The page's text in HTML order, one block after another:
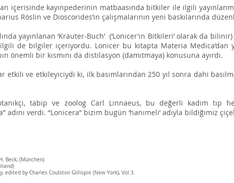
içerisinde kayınpederinin matbaasında bitkiler ile ilgili
Röslin ve Dioscorides’in çalışmalarının yeni baskılarında
yayınlanan ‘Kräuter-Buch’ (‘Lonicer’ın Bitkileri’ olarak da
de bilgiler içeriyordu. Lonicer bu kitapta Materia Medica’dan
önemli bir kısmını da distilasyon (damıtmaya) konusuna ayırdı.
etkili ve etkileyiciydi ki, ilk basımlarından 250 yıl sonra dahi
tabip ve zoolog Carl Linnaeus, bu değerli kadim tıp
verdi. “Lonicera” bizim bugün ‘hanımeli’ adıyla bildiğimiz
Beck, (München)
edited by Charles Coulston Gillispie (New York), Vol 3.